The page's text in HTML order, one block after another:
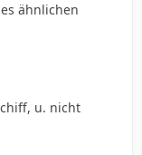
ähnlichen
u. nicht